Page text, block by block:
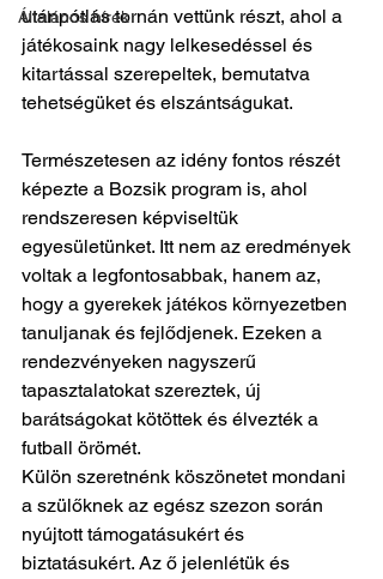
Általános hírek
utánpótlás tornán vettünk részt, ahol a
játékosaink nagy lelkesedéssel és
kitartással szerepeltek, bemutatva
tehetségüket és elszántságukat.
Természetesen az idény fontos részét
képezte a Bozsik program is, ahol
rendszeresen képviseltük
egyesületünket. Itt nem az eredmények
voltak a legfontosabbak, hanem az,
hogy a gyerekek játékos környezetben
tanuljanak és fejlődjenek. Ezeken a
rendezvényeken nagyszerű
tapasztalatokat szereztek, új
barátságokat kötöttek és élvezték a
futball örömét.
Külön szeretnénk köszönetet mondani
a szülőknek az egész szezon során
nyújtott támogatásukért és
biztatásukért. Az ő jelenlétük és